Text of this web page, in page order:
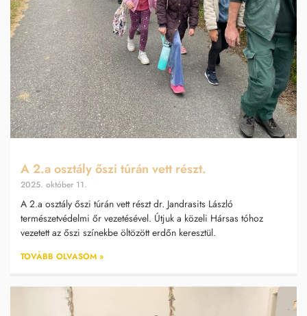
A 2.a osztály őszi túrán vett részt.
2025. október 11.
A 2.a osztály őszi túrán vett részt dr. Jandrasits László
természetvédelmi őr vezetésével. Útjuk a közeli Hársas tóhoz
vezetett az őszi színekbe öltözött erdőn keresztül.
TOVÁBB OLVASOM »